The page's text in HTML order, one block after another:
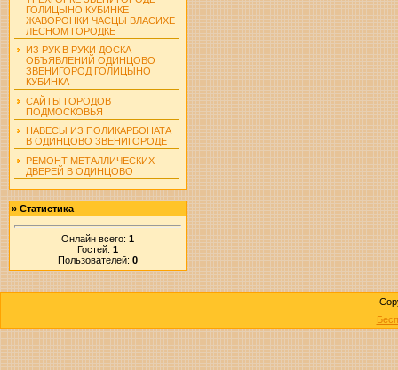
ГОЛИЦЫНО КУБИНКЕ
ЖАВОРОНКИ ЧАСЦЫ ВЛАСИХЕ
ЛЕСНОМ ГОРОДКЕ
ИЗ РУК В РУКИ ДОСКА
ОБЪЯВЛЕНИЙ ОДИНЦОВО
ЗВЕНИГОРОД ГОЛИЦЫНО
КУБИНКА
САЙТЫ ГОРОДОВ
ПОДМОСКОВЬЯ
НАВЕСЫ ИЗ ПОЛИКАРБОНАТА
В ОДИНЦОВО ЗВЕНИГОРОДЕ
РЕМОНТ МЕТАЛЛИЧЕСКИХ
ДВЕРЕЙ В ОДИНЦОВО
» Статистика
Онлайн всего: 1
Гостей: 1
Пользователей: 0